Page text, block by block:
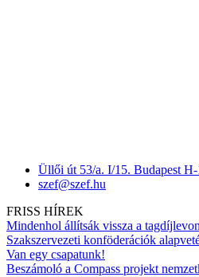
Üllői út 53/a. I/15. Budapest H-
szef@szef.hu
FRISS HÍREK
Mindenhol állítsák vissza a
Szakszervezeti konföderációk
Van egy csapatunk!
Beszámoló a Compass projekt